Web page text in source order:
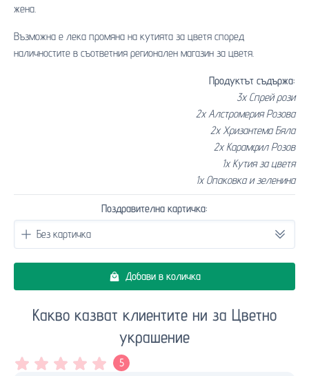
жена.
Възможна е лека промяна на кутията за цветя според
наличностите в съответния регионален магазин за цветя.
Продуктът съдържа:
3x Спрей рози
2x Алстромерия Розова
2x Хризантема Бяла
2x Карамфил Розов
1x Кутия за цветя
1x Опаковка и зеленина
Поздравителна картичка:
Добави в количка
Какво казват клиентите ни за Цветно
украшение
5